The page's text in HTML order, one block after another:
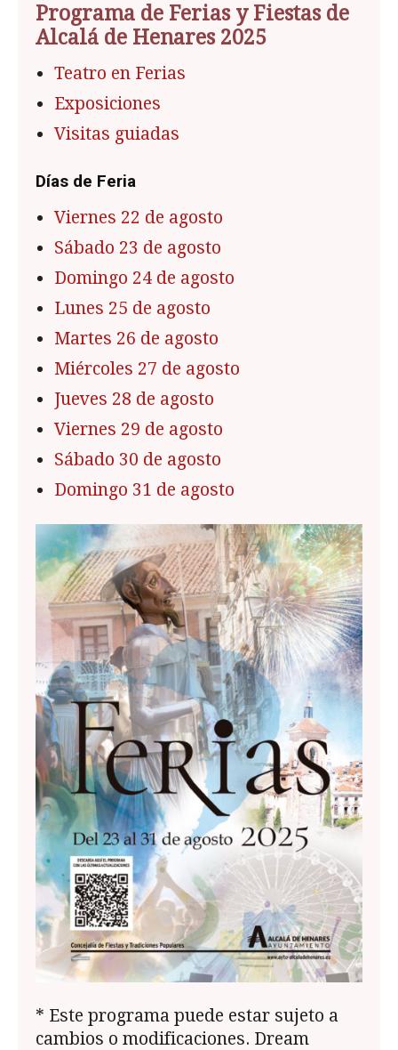
Programa de Ferias y Fiestas de
Alcalá de Henares 2025
Teatro en Ferias
Exposiciones
Visitas guiadas
Días de Feria
Viernes 22 de agosto
Sábado 23 de agosto
Domingo 24 de agosto
Lunes 25 de agosto
Martes 26 de agosto
Miércoles 27 de agosto
Jueves 28 de agosto
Viernes 29 de agosto
Sábado 30 de agosto
Domingo 31 de agosto
* Este programa puede estar sujeto a
cambios o modificaciones. Dream